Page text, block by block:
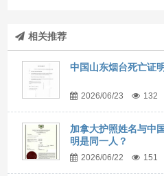
相关推荐
中国山东烟台死亡证
2026/06/23 132
加拿大护照姓名与中
明是同一人？
2026/06/22 151